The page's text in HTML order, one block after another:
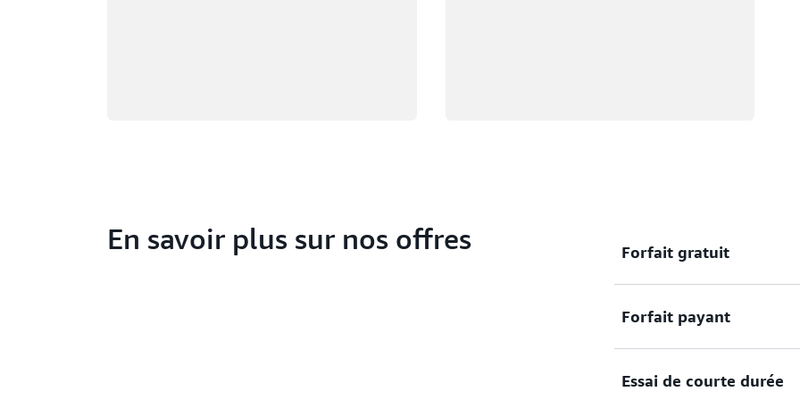
En savoir plus sur nos offres Forfait gratuit
Commencez votre parcours
de 6 mois.
Forfait payant
Accédez à notre
Essai de courte durée